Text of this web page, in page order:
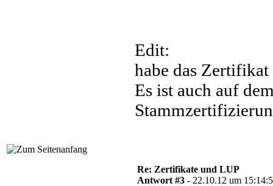
Edit:
habe das
Es ist auch auf
Re: Zertifikate und LUP
Antwort #3 - 22.10.12 um